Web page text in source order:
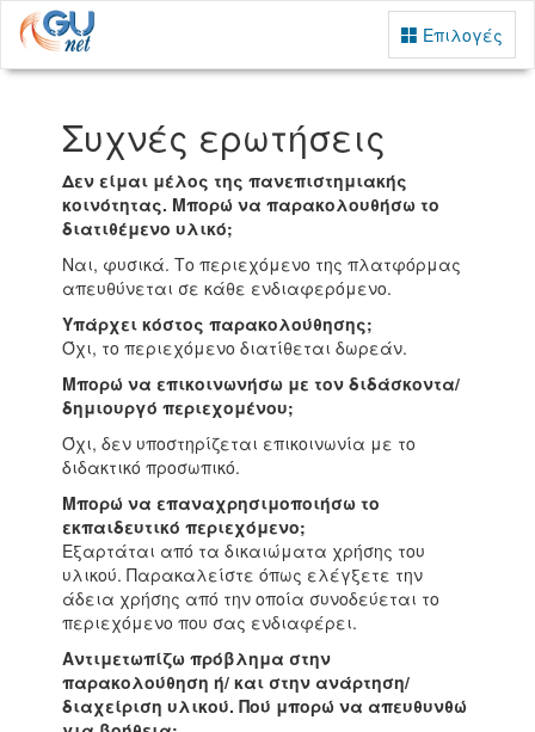
Επιλογές
Συχνές ερωτήσεις
Δεν είμαι μέλος της πανεπιστημιακής
κοινότητας. Μπορώ να παρακολουθήσω το
διατιθέμενο υλικό;
Ναι, φυσικά. Το περιεχόμενο της πλατφόρμας
απευθύνεται σε κάθε ενδιαφερόμενο.
Υπάρχει κόστος παρακολούθησης;
Όχι, το περιεχόμενο διατίθεται δωρεάν.
Μπορώ να επικοινωνήσω με τον διδάσκοντα/
δημιουργό περιεχομένου;
Όχι, δεν υποστηρίζεται επικοινωνία με το
διδακτικό προσωπικό.
Mπορώ να επαναχρησιμοποιήσω το
εκπαιδευτικό περιεχόμενο;
Εξαρτάται από τα δικαιώματα χρήσης του
υλικού. Παρακαλείστε όπως ελέγξετε την
άδεια χρήσης από την οποία συνοδεύεται το
περιεχόμενο που σας ενδιαφέρει.
Αντιμετωπίζω πρόβλημα στην
παρακολούθηση ή/ και στην ανάρτηση/
διαχείριση υλικού. Πού μπορώ να απευθυνθώ